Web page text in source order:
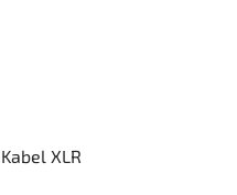
Kabel XLR